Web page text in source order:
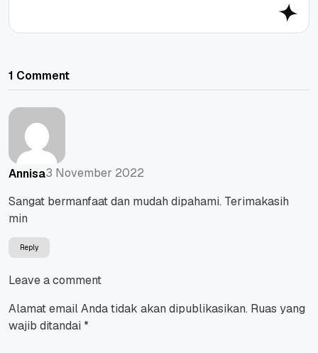
1 Comment
Annisa3 November 2022
Sangat bermanfaat dan mudah dipahami. Terimakasih
min
Reply
Leave a comment
Alamat email Anda tidak akan dipublikasikan. Ruas yang
wajib ditandai *